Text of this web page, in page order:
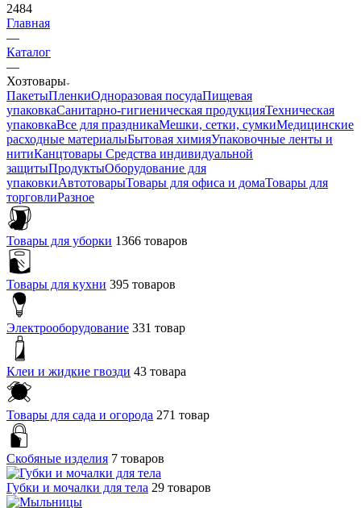
2484
Главная
—
Каталог
—
Хозтовары
ПакетыПленкиОдноразовая посудаПищевая
упаковкаСанитарно-гигиеническая продукцияТехническая
упаковкаВсе для праздникаМешки, сетки, сумкиМедицинские
расходные материалыБытовая химияУпаковочные ленты и
нитиКанцтовары Средства индивидуальной
защитыПродуктыОборудование для
упаковкиАвтотоварыТовары для офиса и домаТовары для
торговлиРазное
Товары для уборки 1366 товаров
Товары для кухни 395 товаров
Электрооборудование 331 товар
Клеи и жидкие гвозди 43 товара
Товары для сада и огорода 271 товар
Скобяные изделия 7 товаров
Губки и мочалки для тела 29 товаров